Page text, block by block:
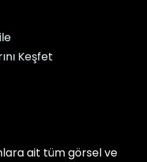
Keşfet
ait tüm görsel ve